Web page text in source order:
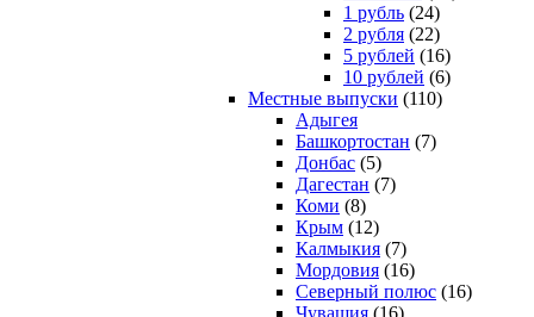
1 рубль (24)
2 рубля (22)
5 рублей (16)
10 рублей (6)
Местные выпуски (110)
Адыгея
Башкортостан (7)
Донбас (5)
Дагестан (7)
Коми (8)
Крым (12)
Калмыкия (7)
Мордовия (16)
Северный полюс (16)
Чувашия (16)